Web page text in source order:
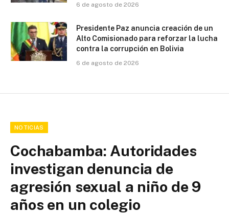
6 de agosto de 2026
Presidente Paz anuncia creación de un
Alto Comisionado para reforzar la lucha
contra la corrupción en Bolivia
6 de agosto de 2026
NOTICIAS
Cochabamba: Autoridades
investigan denuncia de
agresión sexual a niño de 9
años en un colegio